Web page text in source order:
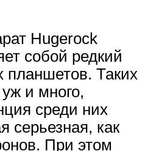
Hugerock
собой редкий
Таких
и много,
среди них
серьезная, как
При этом